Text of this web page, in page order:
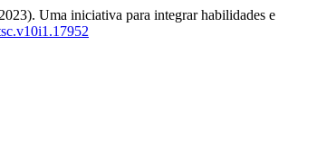
Uma iniciativa para integrar habilidades e